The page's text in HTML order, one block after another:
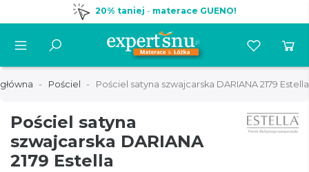
20% taniej - materace GUENO!
Pościel Pościel satyna szwajcarska DARIANA 2179 Estella
Pościel satyna
szwajcarska DARIANA
2179 Estella